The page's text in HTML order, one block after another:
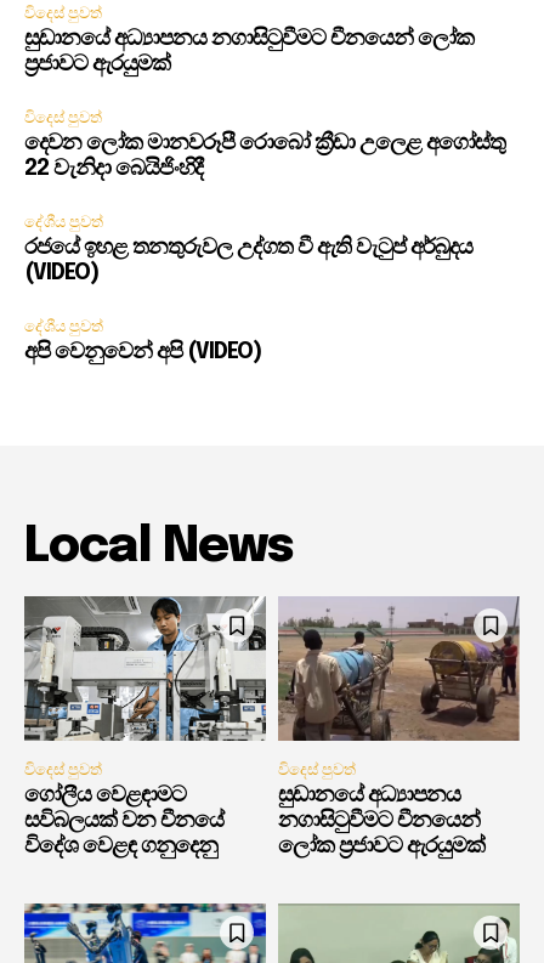
විදෙස් පුවත්
සුඩානයේ අධ්‍යාපනය නගාසිටුවීමට චීනයෙන් ලෝක
ප්‍රජාවට ඇරයුමක්
විදෙස් පුවත්
දෙවන ලෝක මානවරූපී රොබෝ ක්‍රීඩා උලෙළ අගෝස්තු
22 වැනිදා බෙයිජිංහිදී
දේශීය පුවත්
රජයේ ඉහළ තනතුරුවල උද්ගත වී ඇති වැටුප් අර්බුදය
(VIDEO)
දේශීය පුවත්
අපි වෙනුවෙන් අපි (VIDEO)
Local News
විදෙස් පුවත්
ගෝලීය වෙළඳාමට
සවිබලයක් වන චීනයේ
විදේශ වෙළඳ ගනුදෙනු
විදෙස් පුවත්
සුඩානයේ අධ්‍යාපනය
නගාසිටුවීමට චීනයෙන්
ලෝක ප්‍රජාවට ඇරයුමක්